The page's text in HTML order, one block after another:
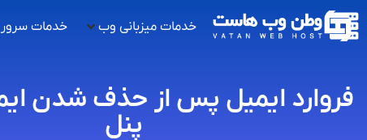
خدمات میزبانی وب خدمات سرور
فروارد ایمیل پس از حذف شدن
پنل